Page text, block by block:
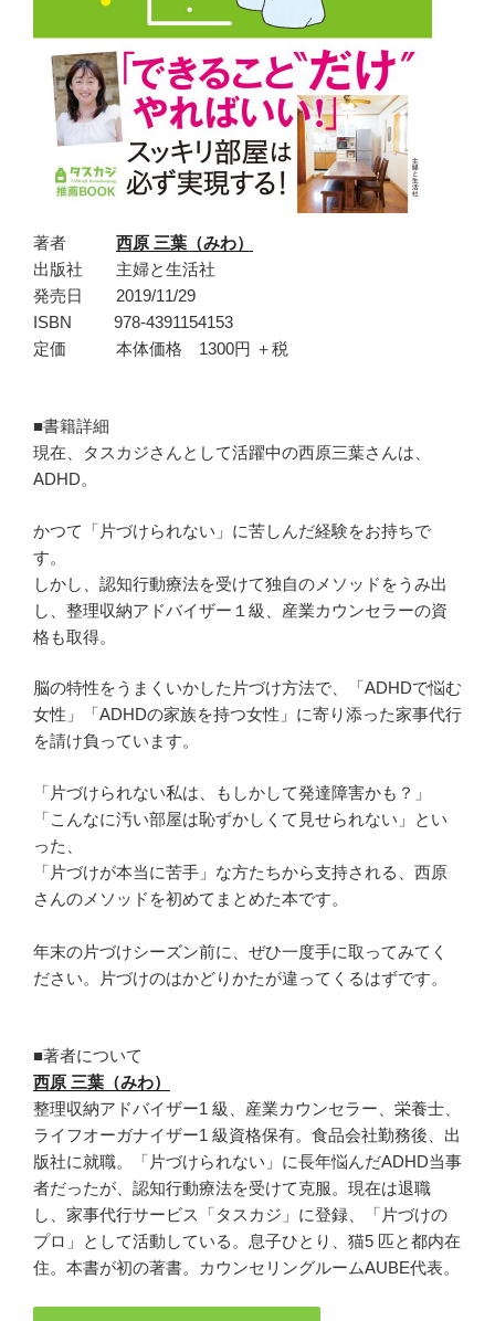
著者 西原 三葉（みわ）
出版社 主婦と生活社
発売日 2019/11/29
ISBN 978-4391154153
定価 本体価格 1300円 ＋税
■書籍詳細
現在、タスカジさんとして活躍中の西原三葉さんは、
ADHD。
かつて「片づけられない」に苦しんだ経験をお持ちで
す。
しかし、認知行動療法を受けて独自のメソッドをうみ出
し、整理収納アドバイザー１級、産業カウンセラーの資
格も取得。
脳の特性をうまくいかした片づけ方法で、「ADHDで悩む
女性」「ADHDの家族を持つ女性」に寄り添った家事代行
を請け負っています。
「片づけられない私は、もしかして発達障害かも？」
「こんなに汚い部屋は恥ずかしくて見せられない」とい
った、
「片づけが本当に苦手」な方たちから支持される、西原
さんのメソッドを初めてまとめた本です。
年末の片づけシーズン前に、ぜひ一度手に取ってみてく
ださい。片づけのはかどりかたが違ってくるはずです。
■著者について
西原 三葉（みわ）
整理収納アドバイザー1 級、産業カウンセラー、栄養士、
ライフオーガナイザー1 級資格保有。食品会社勤務後、出
版社に就職。「片づけられない」に長年悩んだADHD当事
者だったが、認知行動療法を受けて克服。現在は退職
し、家事代行サービス「タスカジ」に登録、「片づけの
プロ」として活動している。息子ひとり、猫5 匹と都内在
住。本書が初の著書。カウンセリングルームAUBE代表。